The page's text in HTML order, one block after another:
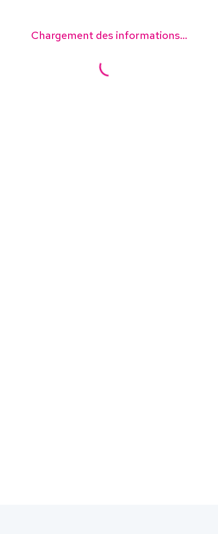
Chargement des informations...